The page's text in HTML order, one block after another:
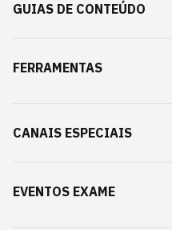
GUIAS DE CONTEÚDO
FERRAMENTAS
CANAIS ESPECIAIS
EVENTOS EXAME